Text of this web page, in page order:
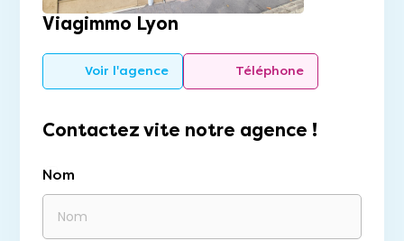
Viagimmo Lyon
Voir l'agence Téléphone
Contactez vite notre agence !
Nom